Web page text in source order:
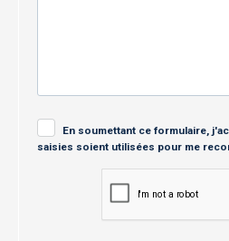
En soumettant ce formulaire,
saisies soient utilisées pour me